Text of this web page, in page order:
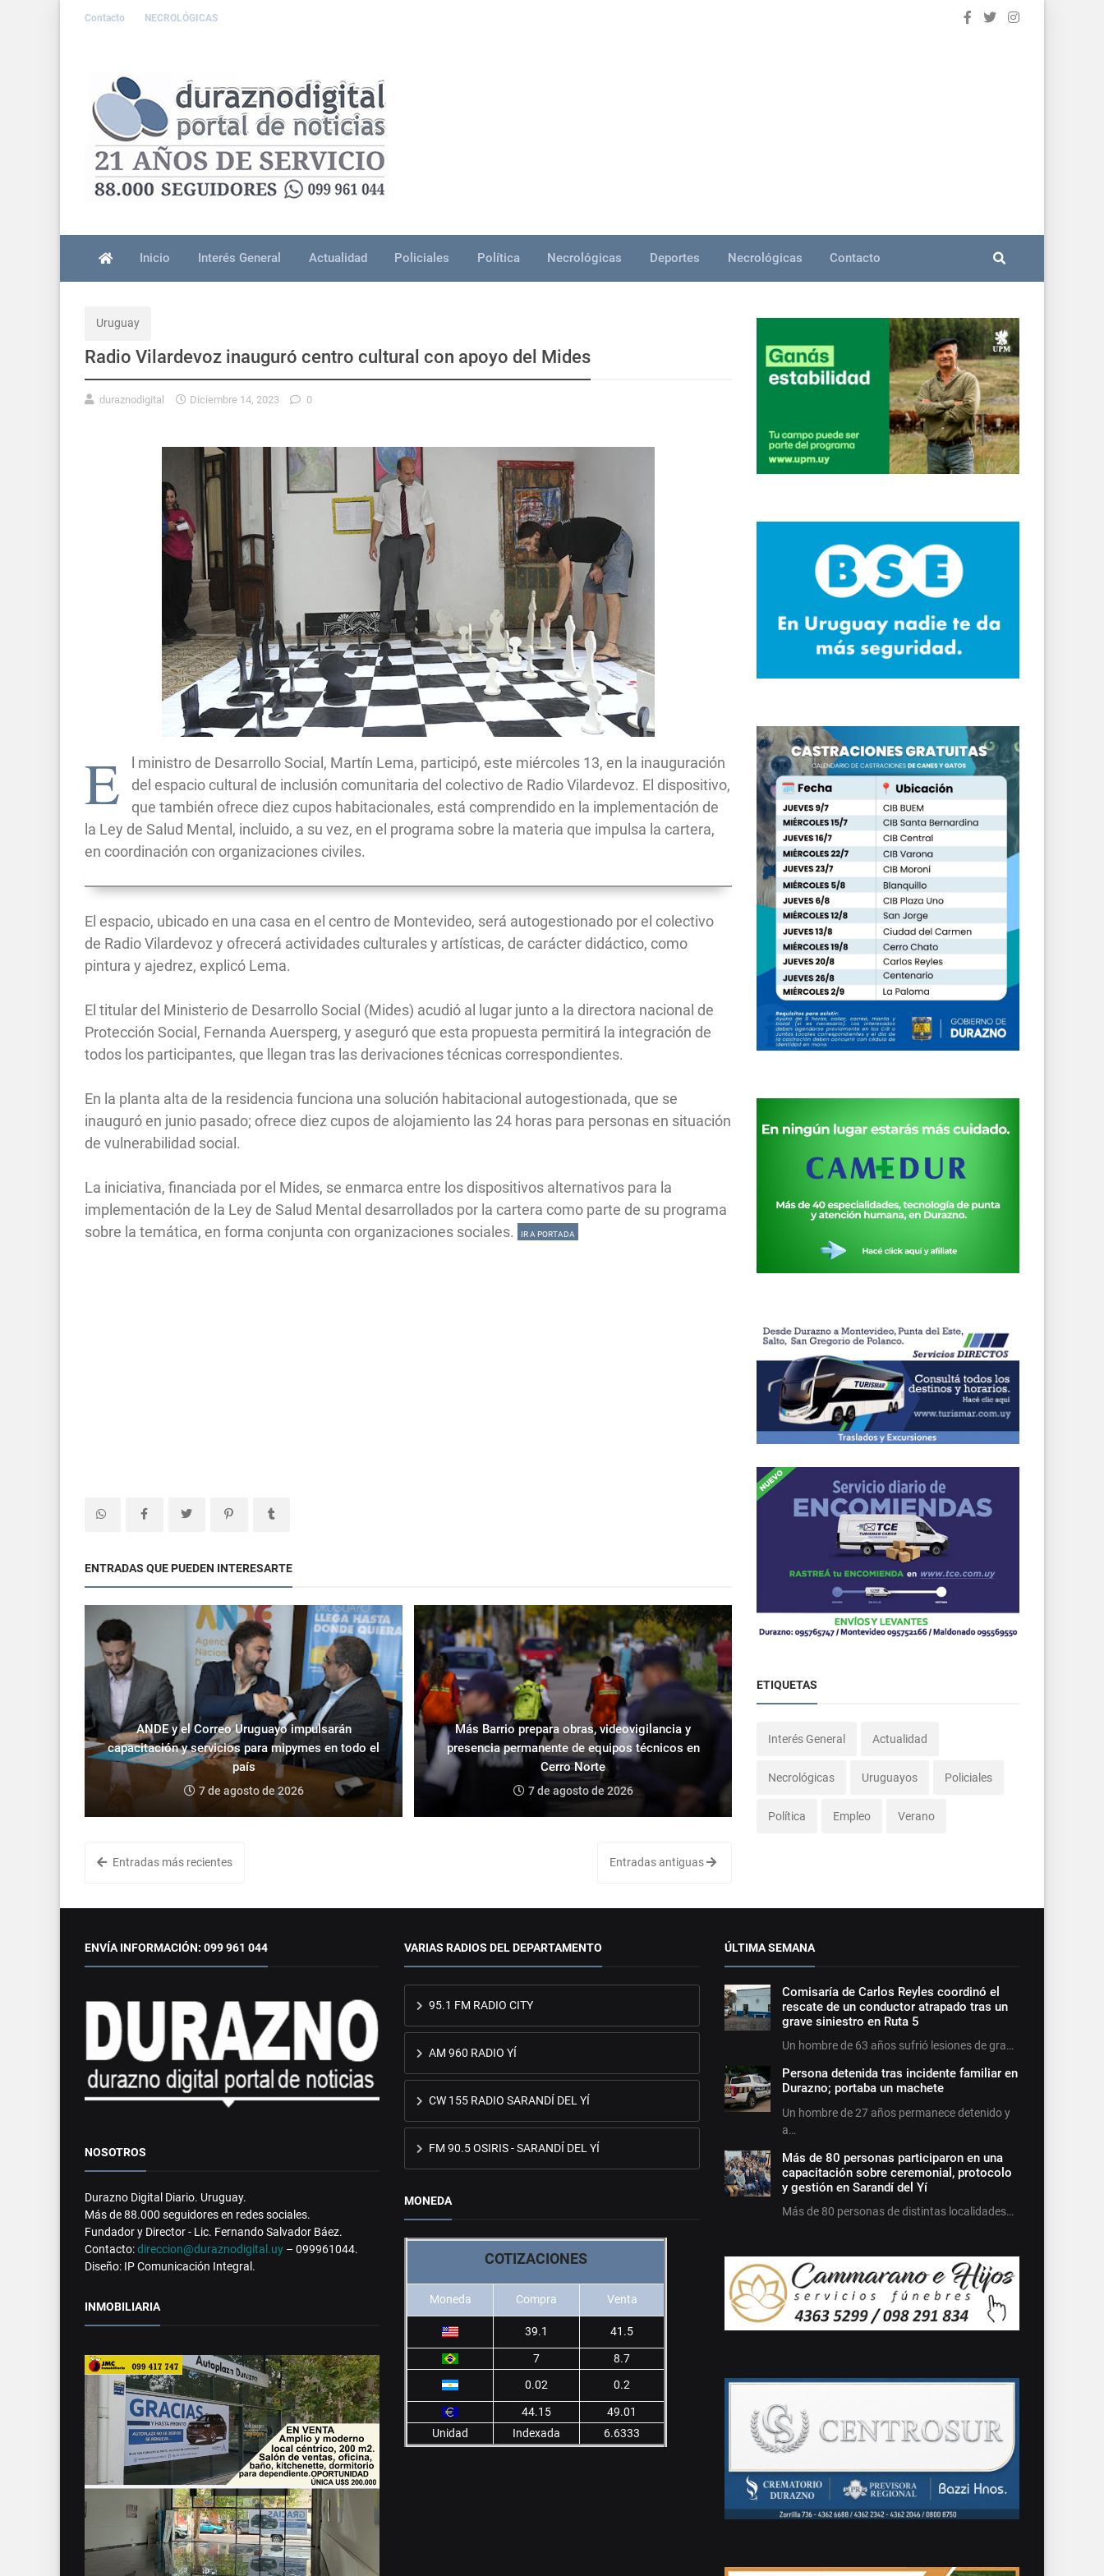
Contacto NECROLÓGICAS
Inicio Interés General Actualidad Policiales Política Necrológicas Deportes Necrológicas Contacto
Uruguay
Radio Vilardevoz inauguró centro cultural con apoyo del Mides
duraznodigital Diciembre 14, 2023 0
E
l ministro de Desarrollo Social, Martín Lema, participó, este miércoles 13, en la inauguración
del espacio cultural de inclusión comunitaria del colectivo de Radio Vilardevoz. El dispositivo,
que también ofrece diez cupos habitacionales, está comprendido en la implementación de
la Ley de Salud Mental, incluido, a su vez, en el programa sobre la materia que impulsa la cartera,
en coordinación con organizaciones civiles.
El espacio, ubicado en una casa en el centro de Montevideo, será autogestionado por el colectivo
de Radio Vilardevoz y ofrecerá actividades culturales y artísticas, de carácter didáctico, como
pintura y ajedrez, explicó Lema.
El titular del Ministerio de Desarrollo Social (Mides) acudió al lugar junto a la directora nacional de
Protección Social, Fernanda Auersperg, y aseguró que esta propuesta permitirá la integración de
todos los participantes, que llegan tras las derivaciones técnicas correspondientes.
En la planta alta de la residencia funciona una solución habitacional autogestionada, que se
inauguró en junio pasado; ofrece diez cupos de alojamiento las 24 horas para personas en situación
de vulnerabilidad social.
La iniciativa, financiada por el Mides, se enmarca entre los dispositivos alternativos para la
implementación de la Ley de Salud Mental desarrollados por la cartera como parte de su programa
sobre la temática, en forma conjunta con organizaciones sociales.
IR A PORTADA
ENTRADAS QUE PUEDEN INTERESARTE
ANDE y el Correo Uruguayo impulsarán
capacitación y servicios para mipymes en todo el
país
7 de agosto de 2026
Más Barrio prepara obras, videovigilancia y
presencia permanente de equipos técnicos en
Cerro Norte
7 de agosto de 2026
Entradas más recientes Entradas antiguas
ETIQUETAS
Interés General Actualidad
Necrológicas Uruguayos Policiales
Política Empleo Verano
ENVÍA INFORMACIÓN: 099 961 044
NOSOTROS
Durazno Digital Diario. Uruguay.
Más de 88.000 seguidores en redes sociales.
Fundador y Director - Lic. Fernando Salvador Báez.
Contacto:direccion@duraznodigital.uy – 099961044.
Diseño: IP Comunicación Integral.
INMOBILIARIA
VARIAS RADIOS DEL DEPARTAMENTO
95.1 FM RADIO CITY
AM 960 RADIO YÍ
CW 155 RADIO SARANDÍ DEL YÍ
FM 90.5 OSIRIS - SARANDÍ DEL YÍ
MONEDA
COTIZACIONES
Moneda Compra Venta
39.1 41.5
7
8.7
0.02
0.2
44.15
49.01
Unidad
Indexada 6.6333
ÚLTIMA SEMANA
Comisaría de Carlos Reyles coordinó el
rescate de un conductor atrapado tras un
grave siniestro en Ruta 5
Un hombre de 63 años sufrió lesiones de gra…
Persona detenida tras incidente familiar en
Durazno; portaba un machete
Un hombre de 27 años permanece detenido y
a…
Más de 80 personas participaron en una
capacitación sobre ceremonial, protocolo
y gestión en Sarandí del Yí
Más de 80 personas de distintas localidades…